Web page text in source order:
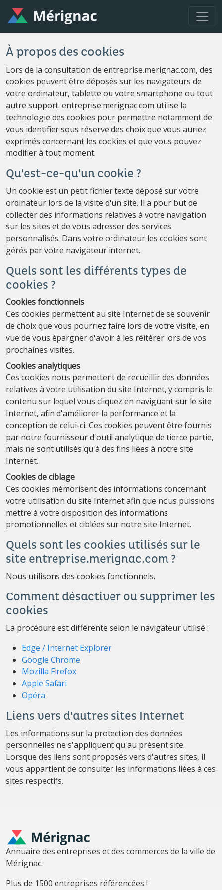
À propos des cookies
Lors de la consultation de entreprise.merignac.com, des
cookies peuvent être déposés sur les navigateurs de
votre ordinateur, tablette ou votre smartphone ou tout
autre support. entreprise.merignac.com utilise la
technologie des cookies pour permettre notamment de
vous identifier sous réserve des choix que vous auriez
exprimés concernant les cookies et que vous pouvez
modifier à tout moment.
Qu'est-ce-qu'un cookie ?
Un cookie est un petit fichier texte déposé sur votre
ordinateur lors de la visite d'un site. Il a pour but de
collecter des informations relatives à votre navigation
sur les sites et de vous adresser des services
personnalisés. Dans votre ordinateur les cookies sont
gérés par votre navigateur internet.
Quels sont les différents types de
cookies ?
Cookies fonctionnels
Ces cookies permettent au site Internet de se souvenir
de choix que vous pourriez faire lors de votre visite, en
vue de vous épargner d'avoir à les réitérer lors de vos
prochaines visites.
Cookies analytiques
Ces cookies nous permettent de recueillir des données
relatives à votre utilisation du site Internet, y compris le
contenu sur lequel vous cliquez en naviguant sur le site
Internet, afin d'améliorer la performance et la
conception de celui-ci. Ces cookies peuvent être fournis
par notre fournisseur d'outil analytique de tierce partie,
mais ne sont utilisés qu'à des fins liées à notre site
Internet.
Cookies de ciblage
Ces cookies mémorisent des informations concernant
votre utilisation du site Internet afin que nous puissions
mettre à votre disposition des informations
promotionnelles et ciblées sur notre site Internet.
Quels sont les cookies utilisés sur le
site entreprise.merignac.com ?
Nous utilisons des cookies fonctionnels.
Comment désactiver ou supprimer les
cookies
La procédure est différente selon le navigateur utilisé :
Edge / Internet Explorer
Google Chrome
Mozilla Firefox
Apple Safari
Opéra
Liens vers d'autres sites Internet
Les informations sur la protection des données
personnelles ne s'appliquent qu'au présent site.
Lorsque des liens sont proposés vers d'autres sites, il
vous appartient de consulter les informations liées à ces
sites respectifs.
Annuaire des entreprises et des commerces de la ville de
Mérignac.
Plus de 1500 entreprises référencées !